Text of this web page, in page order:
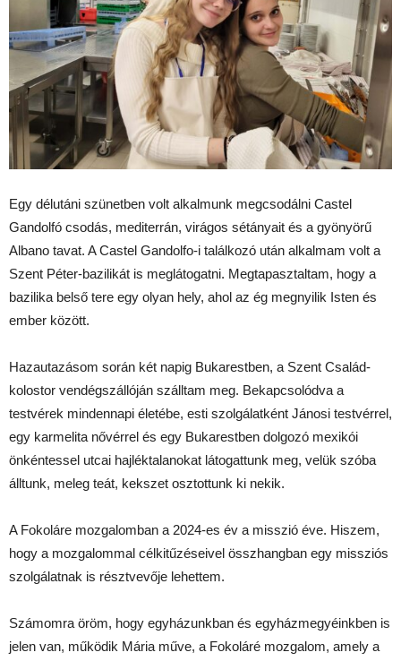
Egy délutáni szünetben volt alkalmunk megcsodálni Castel
Gandolfó csodás, mediterrán, virágos sétányait és a gyönyörű
Albano tavat. A Castel Gandolfo-i találkozó után alkalmam volt a
Szent Péter-bazilikát is meglátogatni. Megtapasztaltam, hogy a
bazilika belső tere egy olyan hely, ahol az ég megnyilik Isten és
ember között.
Hazautazásom során két napig Bukarestben, a Szent Család-
kolostor vendégszállóján szálltam meg. Bekapcsolódva a
testvérek mindennapi életébe, esti szolgálatként Jánosi testvérrel,
egy karmelita nővérrel és egy Bukarestben dolgozó mexikói
önkéntessel utcai hajléktalanokat látogattunk meg, velük szóba
álltunk, meleg teát, kekszet osztottunk ki nekik.
A Fokoláre mozgalomban a 2024-es év a misszió éve. Hiszem,
hogy a mozgalommal célkitűzéseivel összhangban egy missziós
szolgálatnak is résztvevője lehettem.
Számomra öröm, hogy egyházunkban és egyházmegyéinkben is
jelen van, működik Mária műve, a Fokoláré mozgalom, amely a